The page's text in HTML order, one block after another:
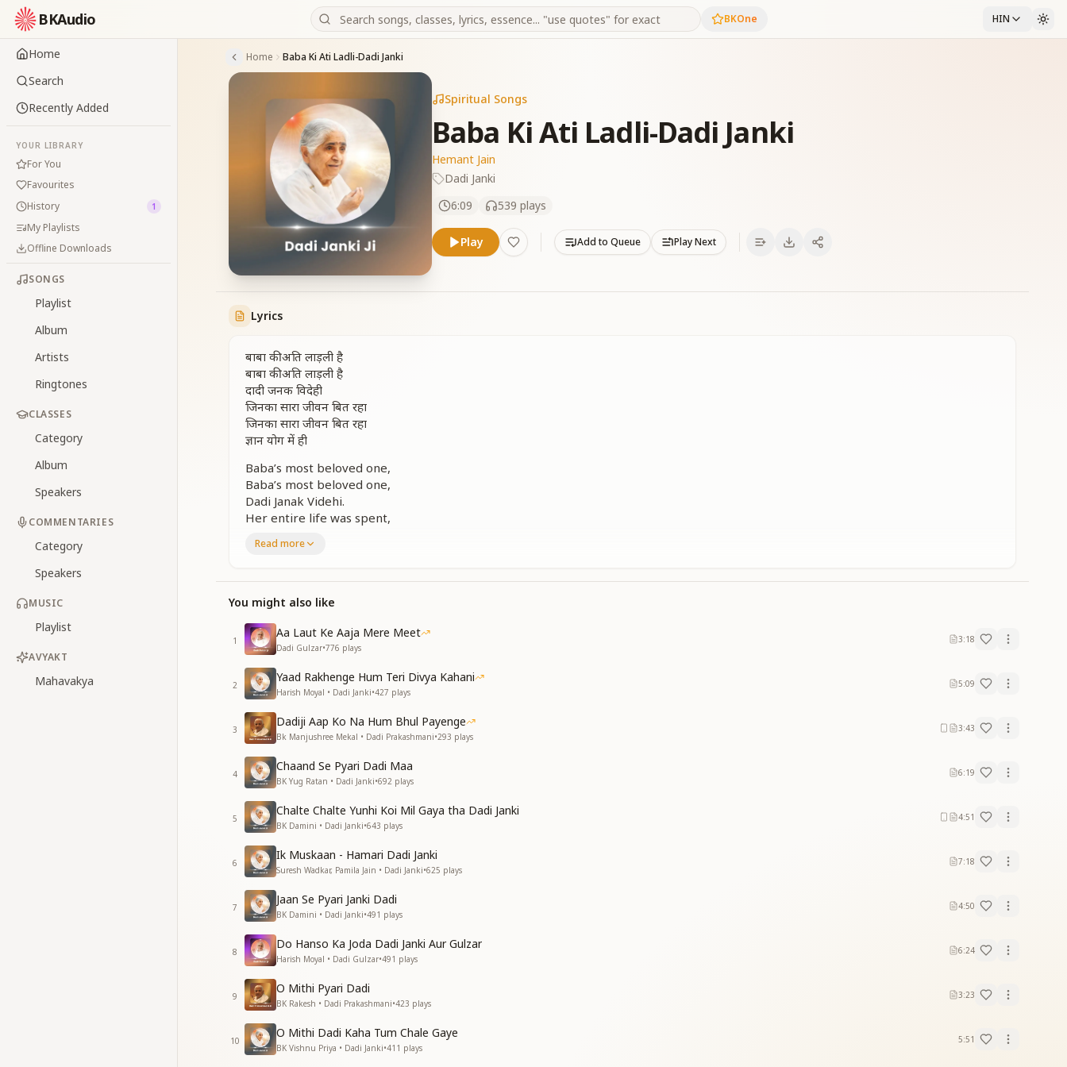
BKAudio BKOne HIN
Home
Search
Recently Added
YOUR LIBRARY
For You
Favourites
History
1
My Playlists
Offline Downloads
SONGS
Playlist
Album
Artists
Ringtones
CLASSES
Category
Album
Speakers
COMMENTARIES
Category
Speakers
MUSIC
Playlist
AVYAKT
Mahavakya
Home Baba Ki Ati Ladli-Dadi Janki
Spiritual Songs
Baba Ki Ati Ladli-Dadi Janki
Hemant Jain
Dadi Janki
6:09
539 plays
Play Add to Queue Play Next
Lyrics
बाबा की अति लाड़ली है
बाबा की अति लाड़ली है
दादी जनक विदेही
जिनका सारा जीवन बित रहा
जिनका सारा जीवन बित रहा
ज्ञान योग में ही
Baba’s most beloved one,
Baba’s most beloved one,
Dadi Janak Videhi.
Her entire life was spent,
In knowledge and yoga.
विश्व कल्याणी बनकर, दसों दिशा घूम रही
ज्ञान की गंगा बनकर, दुख सभी के हर रही
As a benefactor of the world, she traveled in all directions.
Like the sacred river of knowledge, she washed away everyone's sorrows.
सारे जग में तुमसा कोई सानी नहीं
सारे जग में तुमसा कोई सानी नहीं
In this entire world, there is no one like you.
In this entire world, there is no one like you.
दादी जनक विदेही
बाबा की अति लाड़ली है
दादी जनक विदेही
जिनका सारा जीवन बित रहा ज्ञान योग में ही
मनोबल की जागीरदारी में, आप महान हो
आपसा कोई नहीं, जिनकी हिम्मत परवान हो
In the kingdom of willpower, you stand supreme.
There is no one like you, whose courage has reached such heights.
सारे जग में तुमसा कोई सानी नहीं
सारे जग में तुमसा कोई सानी नहीं
In this entire world, there is no one like you.
In this entire world, there is no one like you.
दादी जनक विदेही
बाबा की अति लाड़ली है
दादी जनक विदेही
Read more
You might also like
1
Aa Laut Ke Aaja Mere Meet
Dadi Gulzar•776 plays
3:18
2
Yaad Rakhenge Hum Teri Divya Kahani
Harish Moyal • Dadi Janki•427 plays
5:09
3
Dadiji Aap Ko Na Hum Bhul Payenge
Bk Manjushree Mekal • Dadi Prakashmani•293 plays
3:43
4
Chaand Se Pyari Dadi Maa
BK Yug Ratan • Dadi Janki•692 plays
6:19
5
Chalte Chalte Yunhi Koi Mil Gaya tha Dadi Janki
BK Damini • Dadi Janki•643 plays
4:51
6
Ik Muskaan - Hamari Dadi Janki
Suresh Wadkar, Pamila Jain • Dadi Janki•625 plays
7:18
7
Jaan Se Pyari Janki Dadi
BK Damini • Dadi Janki•491 plays
4:50
8
Do Hanso Ka Joda Dadi Janki Aur Gulzar
Harish Moyal • Dadi Gulzar•491 plays
6:24
9
O Mithi Pyari Dadi
BK Rakesh • Dadi Prakashmani•423 plays
3:23
10
O Mithi Dadi Kaha Tum Chale Gaye
BK Vishnu Priya • Dadi Janki•411 plays
5:51